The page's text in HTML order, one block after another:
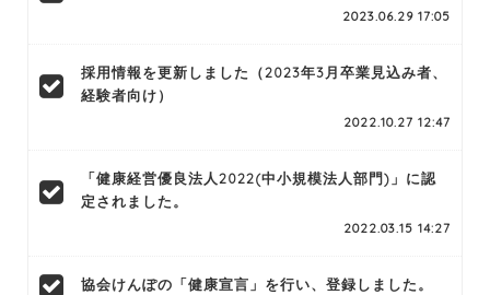
2023.06.29 17:05
採用情報を更新しました（2023年3月卒業見込み者、
経験者向け）
2022.10.27 12:47
「健康経営優良法人2022(中小規模法人部門)」に認
定されました。
2022.03.15 14:27
協会けんぽの「健康宣言」を行い、登録しました。